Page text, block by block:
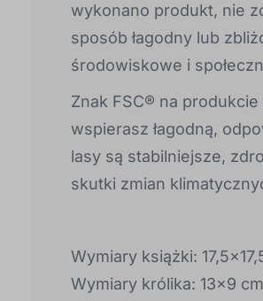
wykonano produkt, nie
sposób łagodny lub
środowiskowe i
Znak FSC® na
wspierasz łagodną,
lasy są stabilniejsze,
skutki zmian
Wymiary książki:
Wymiary królika: 13x9 cm